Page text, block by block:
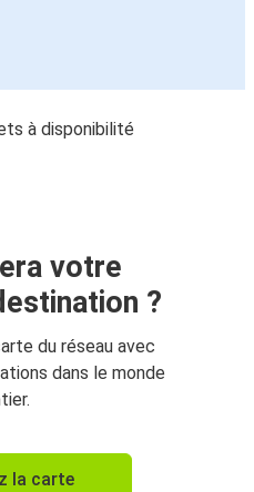
à disponibilité
votre
?
du réseau avec
dans le monde
la carte